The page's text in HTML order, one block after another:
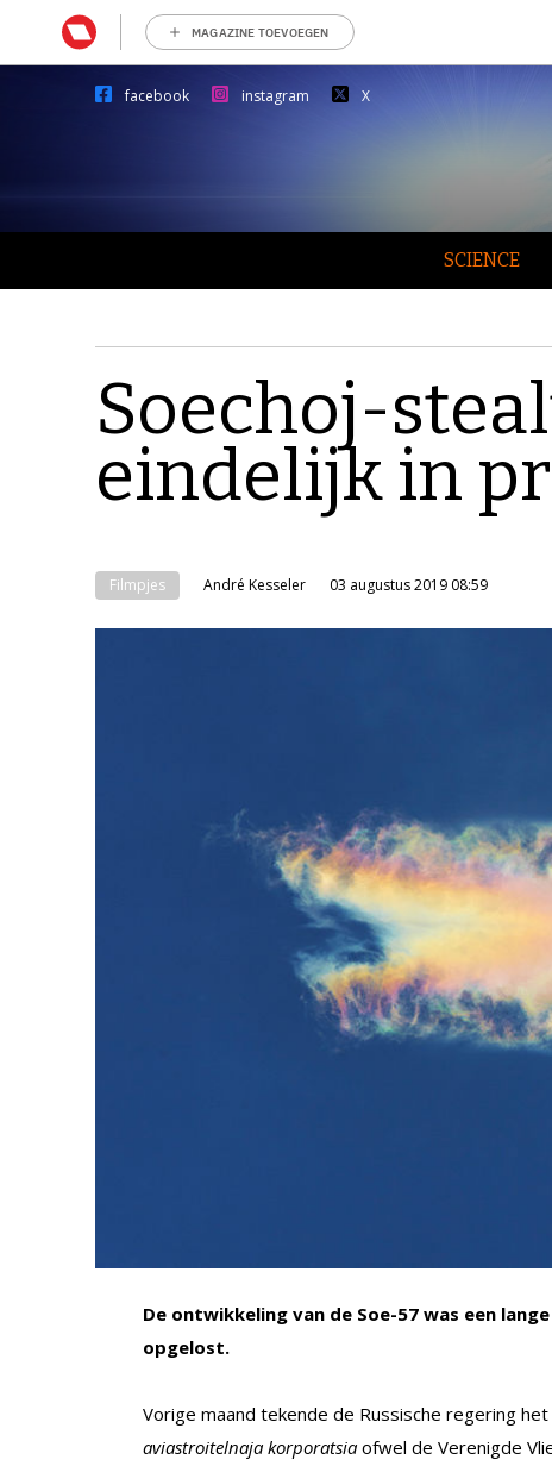
MAGAZINE TOEVOEGEN
facebook instagram X
SCIENCE
Soechoj-
eindelijk in
Filmpjes André Kesseler 03 augustus 2019 08:59
De ontwikkeling van de Soe-57 was een
opgelost.
Vorige maand tekende de Russische regering
aviastroitelnaja korporatsia ofwel de Verenigde